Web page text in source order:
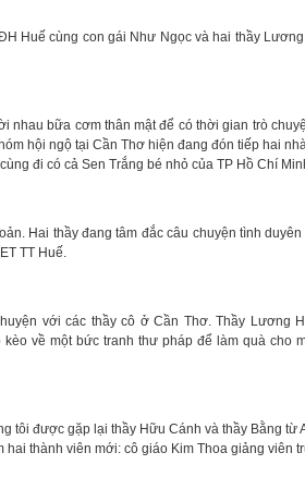
Huế cùng con gái Như Ngọc và hai thầy Lương
nhau bữa cơm thân mật để có thời gian trò
hội ngộ tại Cần Thơ hiện đang đón tiếp hai nhà
đi có cả Sen Trắng bé nhỏ của TP Hồ Chí
Hai thầy đang tâm đắc câu chuyện tình duyên
TT Huế.
với các thầy cô ở Cần Thơ. Thầy Lương
về một bức tranh thư pháp để làm quà cho
tôi được gặp lại thầy Hữu Cánh và thầy Bằng từ
thành viên mới: cô giáo Kim Thoa giảng viên